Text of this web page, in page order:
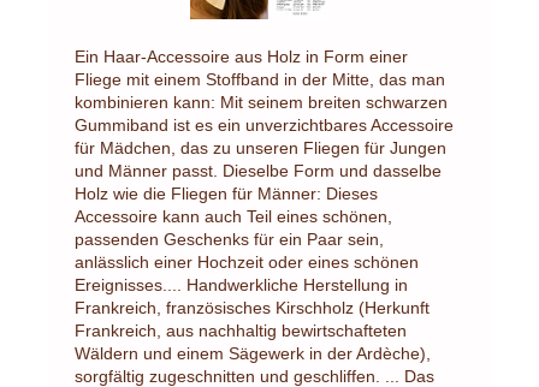
Ein Haar-Accessoire aus Holz in Form einer
Fliege mit einem Stoffband in der Mitte, das man
kombinieren kann: Mit seinem breiten schwarzen
Gummiband ist es ein unverzichtbares Accessoire
für Mädchen, das zu unseren Fliegen für Jungen
und Männer passt. Dieselbe Form und dasselbe
Holz wie die Fliegen für Männer: Dieses
Accessoire kann auch Teil eines schönen,
passenden Geschenks für ein Paar sein,
anlässlich einer Hochzeit oder eines schönen
Ereignisses.... Handwerkliche Herstellung in
Frankreich, französisches Kirschholz (Herkunft
Frankreich, aus nachhaltig bewirtschafteten
Wäldern und einem Sägewerk in der Ardèche),
sorgfältig zugeschnitten und geschliffen. ... Das